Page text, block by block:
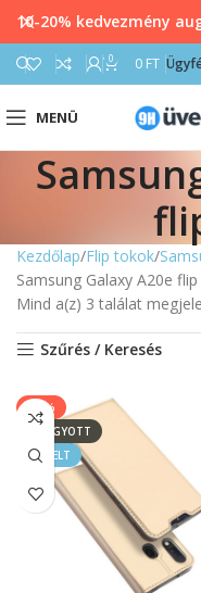
0 0 FT
MENÜ
Kezdőlap Flip tokok
Samsung Galaxy A20e
Mind a(z) 3 találat
Szűrés / Keresés
-33%
ELFOGYOTT
KIEMELT
10-20% kedvezmény